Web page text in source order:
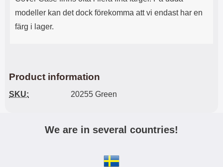
modeller kan det dock förekomma att vi endast har en
färg i lager.
Product information
SKU: 20255 Green
We are in several countries!